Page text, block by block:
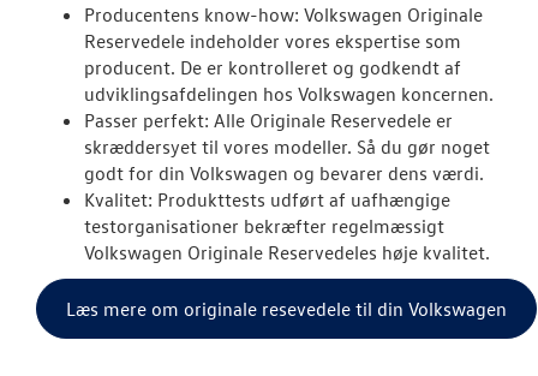
NYHEDER
JOB OG
RESERVEDELE
Originale
OM OS
Producentens know-how: Volkswagen Originale
Reservedele indeholder vores ekspertise som
producent. De er kontrolleret og godkendt af
udviklingsafdelingen hos Volkswagen koncernen.
Passer perfekt: Alle Originale Reservedele er
skræddersyet til vores modeller. Så du gør noget
godt for din Volkswagen og bevarer dens værdi.
Kvalitet: Produkttests udført af uafhængige
testorganisationer bekræfter regelmæssigt
Volkswagen Originale Reservedeles høje kvalitet.
Læs mere om originale resevedele til din Volkswagen